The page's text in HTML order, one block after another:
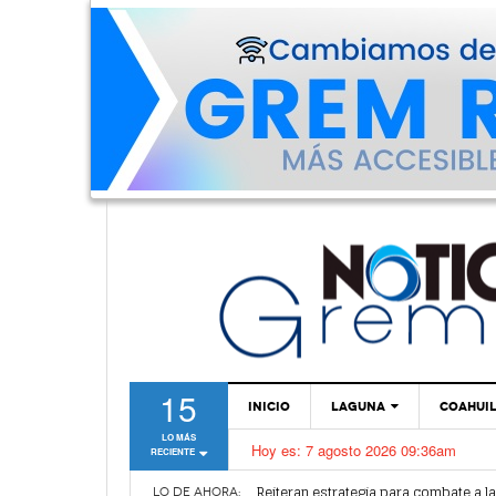
15
LO MÁS
RECIENTE
INICIO LAGUNA
TORREÓN
GÓMEZ PALACIO
Hoy es: 7 agosto 2026 09:36am
LO DE AHORA:
Alertan por plaga de garrapatas en